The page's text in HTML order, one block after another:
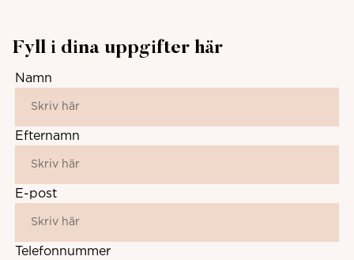
Fyll i dina uppgifter här
Namn
Efternamn
E-post
Telefonnummer